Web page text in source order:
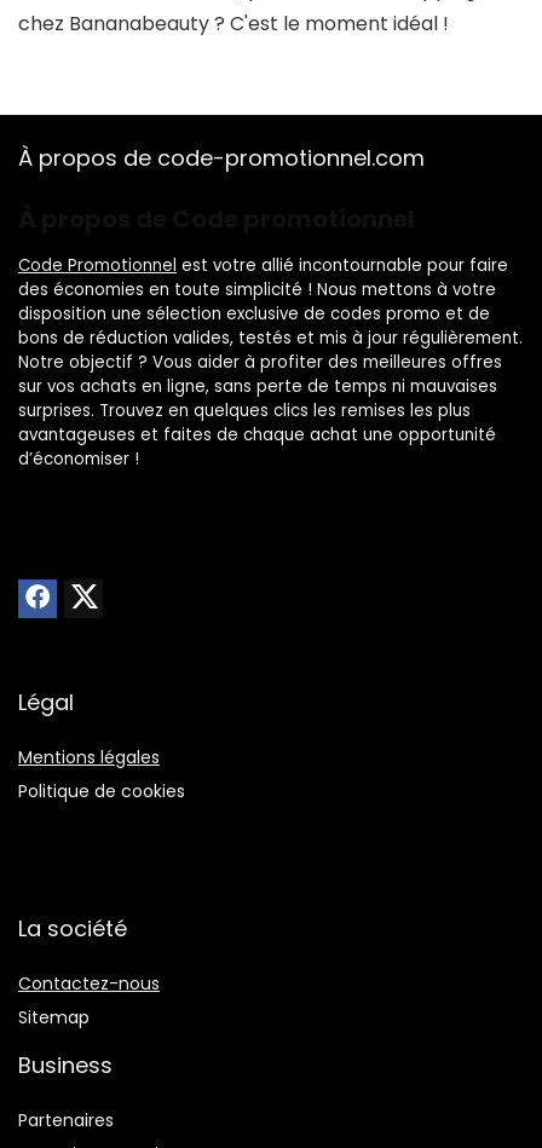
chez Bananabeauty ? C'est le moment idéal !
À propos de code-promotionnel.com
Code Promotionnel est votre allié incontournable pour faire
des économies en toute simplicité ! Nous mettons à votre
disposition une sélection exclusive de codes promo et de
bons de réduction valides, testés et mis à jour régulièrement.
Notre objectif ? Vous aider à profiter des meilleures offres
sur vos achats en ligne, sans perte de temps ni mauvaises
surprises. Trouvez en quelques clics les remises les plus
avantageuses et faites de chaque achat une opportunité
d’économiser !
Légal
Mentions légales
Politique de cookies
La société
Contactez-nous
Sitemap
Business
Partenaires